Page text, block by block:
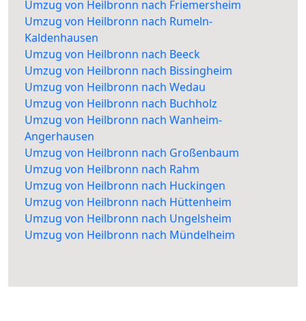
Umzug von Heilbronn nach Friemersheim
Umzug von Heilbronn nach Rumeln-
Kaldenhausen
Umzug von Heilbronn nach Beeck
Umzug von Heilbronn nach Bissingheim
Umzug von Heilbronn nach Wedau
Umzug von Heilbronn nach Buchholz
Umzug von Heilbronn nach Wanheim-
Angerhausen
Umzug von Heilbronn nach Großenbaum
Umzug von Heilbronn nach Rahm
Umzug von Heilbronn nach Huckingen
Umzug von Heilbronn nach Hüttenheim
Umzug von Heilbronn nach Ungelsheim
Umzug von Heilbronn nach Mündelheim